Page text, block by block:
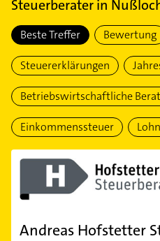
Steuerberaterin
Beste Treffer Bewertung
Steuererklärungen
Betriebswirtschaftliche
Einkommenssteuer
Andreas Hofstetter